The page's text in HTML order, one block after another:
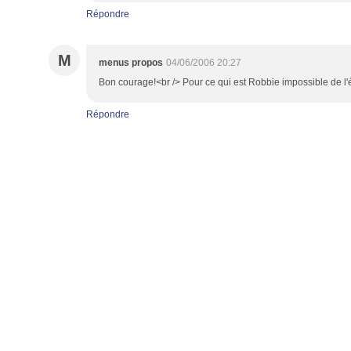
Répondre
M menus propos 04/06/2006 20:27
Bon courage!<br /> Pour ce qui est Robbie impossible de
Répondre